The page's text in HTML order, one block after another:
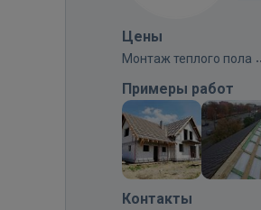
Цены
Монтаж теплого пола
Примеры работ
Контакты